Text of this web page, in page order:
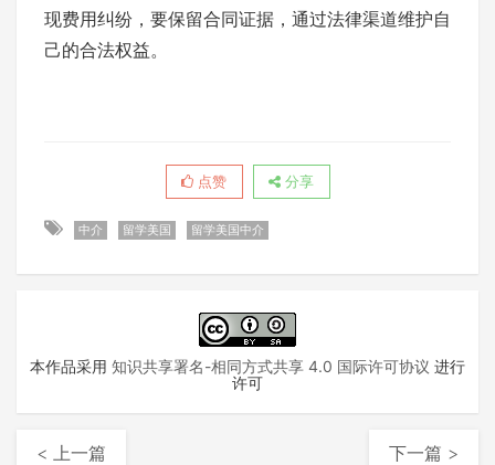
现费用纠纷，要保留合同证据，通过法律渠道维护自
己的合法权益。
点赞 分享
中介 留学美国 留学美国中介
本作品采用 知识共享署名-相同方式共享 4.0 国际许可协议 进行
许可
< 上一篇 下一篇 >